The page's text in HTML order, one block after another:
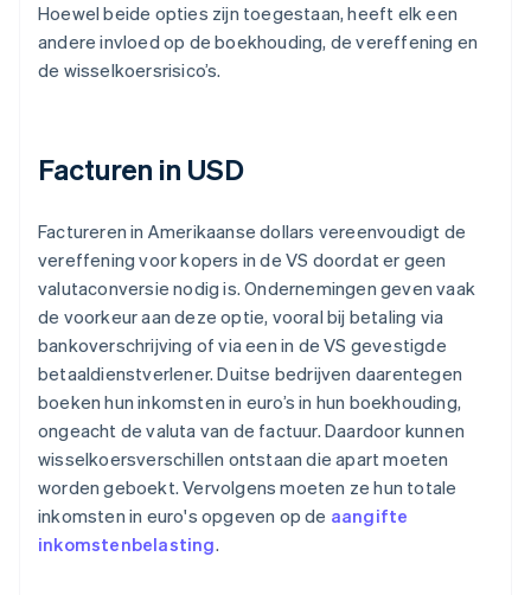
Hoewel beide opties zijn toegestaan, heeft elk een
andere invloed op de boekhouding, de vereffening en
de wisselkoersrisico’s.
Facturen in USD
Factureren in Amerikaanse dollars vereenvoudigt de
vereffening voor kopers in de VS doordat er geen
valutaconversie nodig is. Ondernemingen geven vaak
de voorkeur aan deze optie, vooral bij betaling via
bankoverschrijving of via een in de VS gevestigde
betaaldienstverlener. Duitse bedrijven daarentegen
boeken hun inkomsten in euro’s in hun boekhouding,
ongeacht de valuta van de factuur. Daardoor kunnen
wisselkoersverschillen ontstaan die apart moeten
worden geboekt. Vervolgens moeten ze hun totale
inkomsten in euro's opgeven op de aangifte
inkomstenbelasting.